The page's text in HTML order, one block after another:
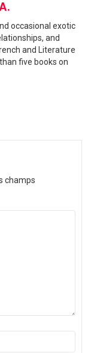
occasional exotic
and
and Literature
five books on
champs